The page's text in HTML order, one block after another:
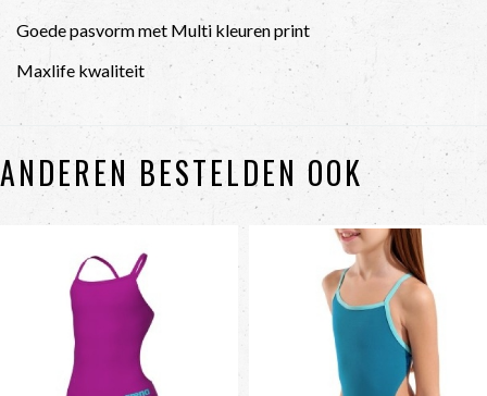
Goede pasvorm met Multi kleuren print
Maxlife kwaliteit
ANDEREN BESTELDEN OOK